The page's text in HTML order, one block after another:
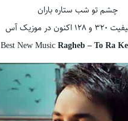
چشم تو شب ستاره باران
در موزیک آس
Best New MusicRagheb – To Ra